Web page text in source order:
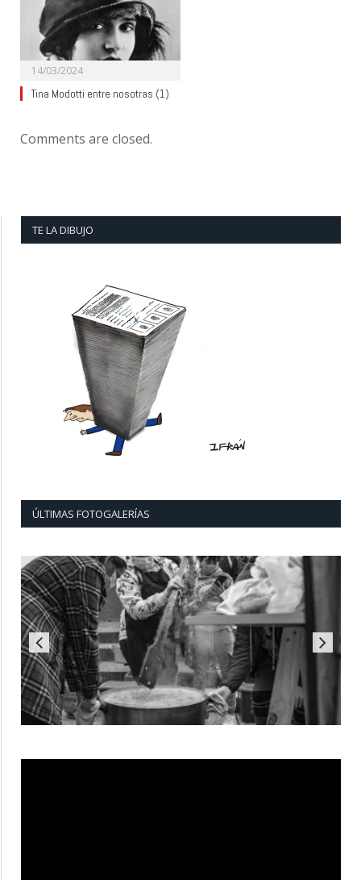
14/03/2024
Tina Modotti entre nosotras (1)
Comments are closed.
TE LA DIBUJO
ÚLTIMAS FOTOGALERÍAS